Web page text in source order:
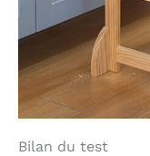
Bilan du test